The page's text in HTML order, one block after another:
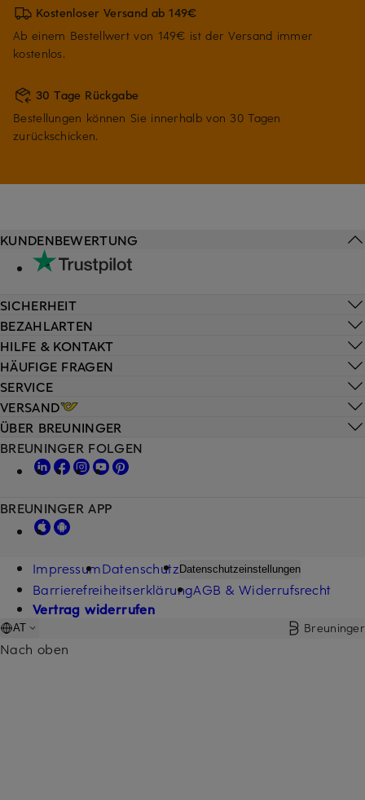
Kostenloser Versand ab 149€
Ab einem Bestellwert von 149€ ist der Versand immer
kostenlos.
30 Tage Rückgabe
Bestellungen können Sie innerhalb von 30 Tagen
zurückschicken.
HILFE & KONTAKT
HÄUFIGE FRAGEN
SERVICE
VERSAND
KUNDENBEWERTUNG
SICHERHEIT
BEZAHLARTEN
ÜBER BREUNINGER
BREUNINGER FOLGEN
BREUNINGER APP
ImpressumDatenschutz Datenschutzeinstellungen
BarrierefreiheitserklärungAGB & Widerrufsrecht
Vertrag widerrufen
AT Breuninger
Nach oben